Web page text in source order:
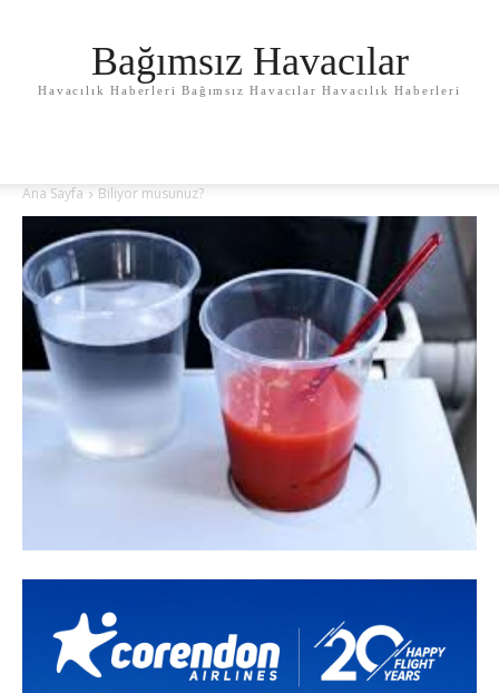
Bağımsız Havacılar
Havacılık Haberleri Bağımsız Havacılar Havacılık Haberleri
Ana Sayfa Biliyor musunuz?